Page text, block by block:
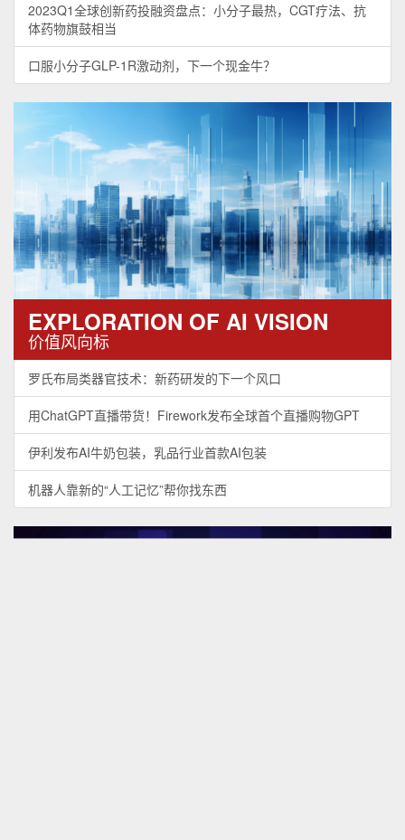
2023Q1全球创新药投融资盘点：小分子最热，CGT疗法、抗
体药物旗鼓相当
口服小分子GLP-1R激动剂，下一个现金牛？
EXPLORATION OF AI VISION
价值风向标
罗氏布局类器官技术：新药研发的下一个风口
用ChatGPT直播带货！Firework发布全球首个直播购物GPT
伊利发布AI牛奶包装，乳品行业首款AI包装
机器人靠新的“人工记忆”帮你找东西